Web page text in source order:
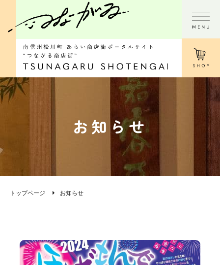
お知らせ
トップページ お知らせ